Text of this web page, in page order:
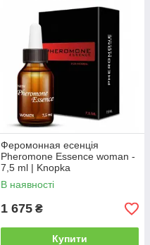
Феромонная есенція
Pheromone Essence woman -
7,5 ml | Knopka
В наявності
1 675 ₴
Купити